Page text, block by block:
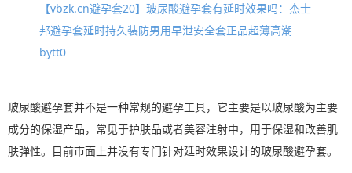
【vbzk.cn避孕套20】玻尿酸避孕套有延时效果吗：杰士
邦避孕套延时持久装防男用早泄安全套正品超薄高潮
bytt0
玻尿酸避孕套并不是一种常规的避孕工具，它主要是以玻尿酸为主要
成分的保湿产品，常见于护肤品或者美容注射中，用于保湿和改善肌
肤弹性。目前市面上并没有专门针对延时效果设计的玻尿酸避孕套。